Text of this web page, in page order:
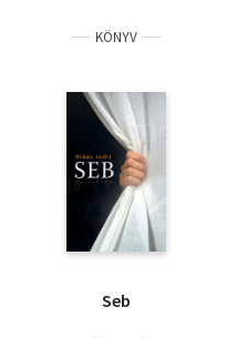
KÖNYV
Seb